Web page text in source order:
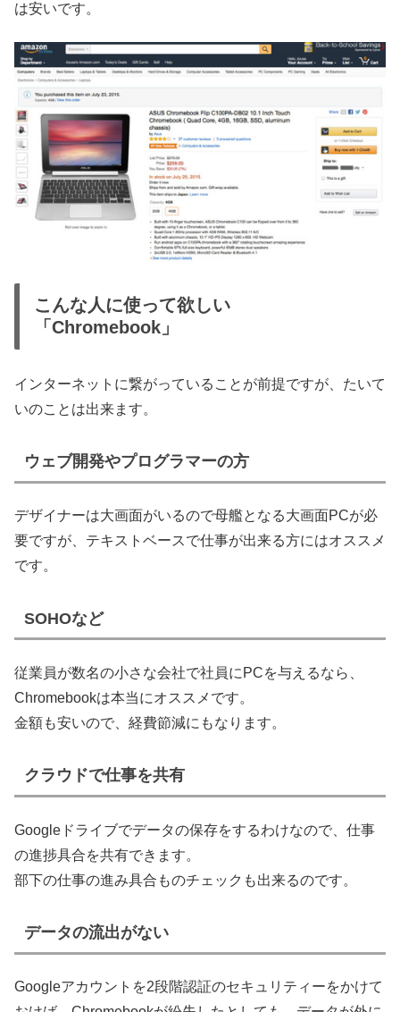
は安いです。
こんな人に使って欲しい
「Chromebook」
インターネットに繋がっていることが前提ですが、たいて
いのことは出来ます。
ウェブ開発やプログラマーの方
デザイナーは大画面がいるので母艦となる大画面PCが必
要ですが、テキストベースで仕事が出来る方にはオススメ
です。
SOHOなど
従業員が数名の小さな会社で社員にPCを与えるなら、
Chromebookは本当にオススメです。
金額も安いので、経費節減にもなります。
クラウドで仕事を共有
Googleドライブでデータの保存をするわけなので、仕事
の進捗具合を共有できます。
部下の仕事の進み具合ものチェックも出来るのです。
データの流出がない
Googleアカウントを2段階認証のセキュリティーをかけて